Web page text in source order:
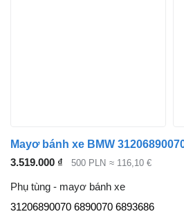
3.519.000 ₫ 500 PLN ≈ 116,10 €
Phụ tùng - mayơ bánh xe
31206890070 6890070 6893686